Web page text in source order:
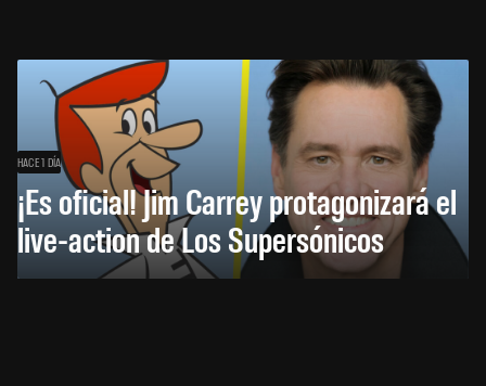
HACE 1 DÍA
¡Es oficial! Jim Carrey protagonizará el
live-action de Los Supersónicos